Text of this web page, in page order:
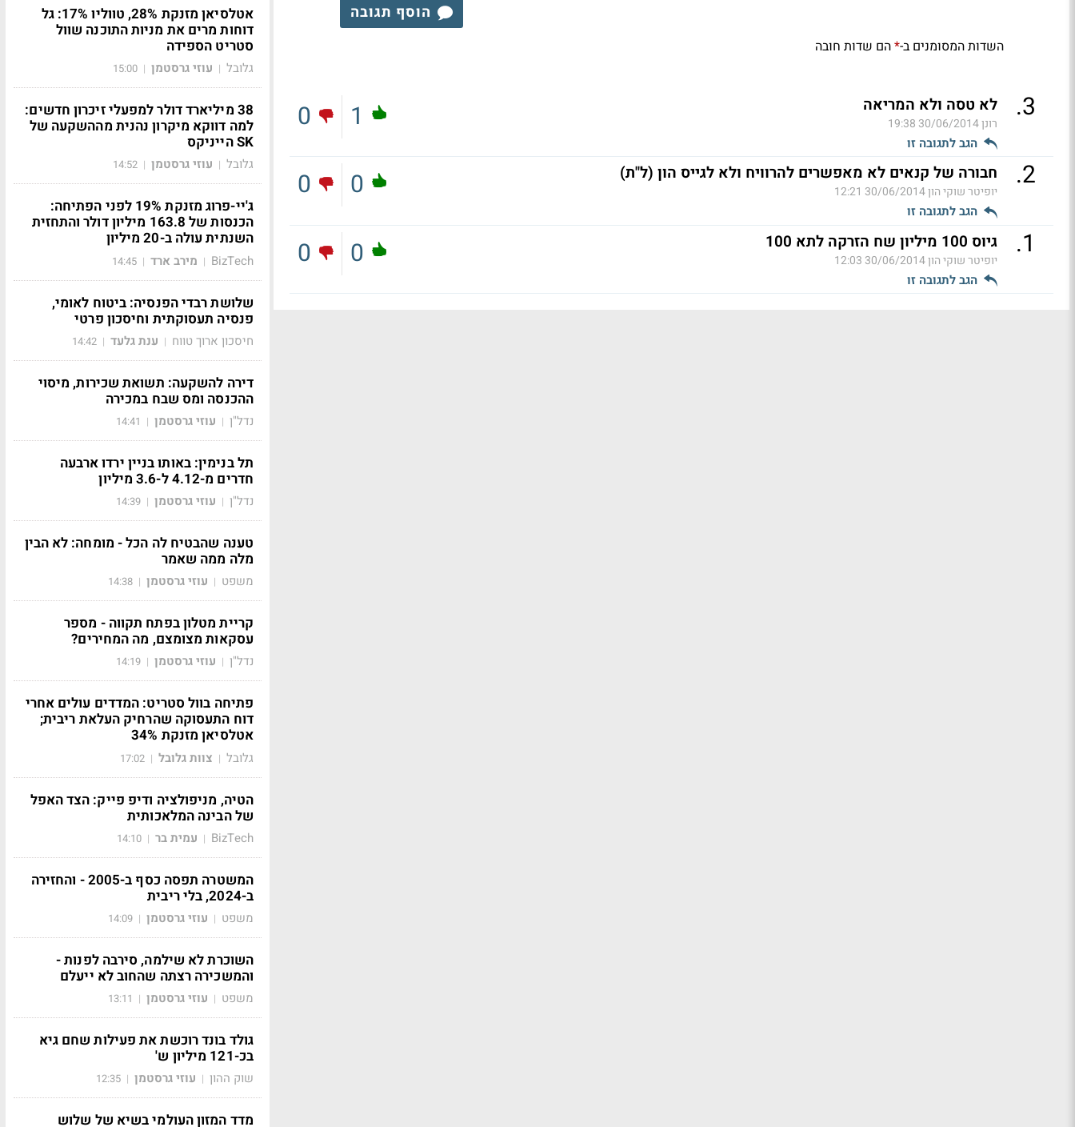
הוסף תגובה
השדות המסומנים ב-*הם שדות חובה
3
. לא טסה ולא המריאה
רונן30/06/2014 19:38
הגב לתגובה זו
1
0
2
. חבורה של קנאים לא מאפשרים להרוויח ולא לגייס הון (ל"ת)
יופיטר שוקי הון30/06/2014 12:21
הגב לתגובה זו
0
0
1
. גיוס 100 מיליון שח הזרקה לתא 100
יופיטר שוקי הון30/06/2014 12:03
הגב לתגובה זו
0
0
אטלסיאן מזנקת 28%, טווליו 17%: גל
דוחות מרים את מניות התוכנה שוול
סטריט הספידה
גלובל | עוזי גרסטמן |
15:00
38 מיליארד דולר למפעלי זיכרון חדשים:
למה דווקא מיקרון נהנית מההשקעה של
SK הייניקס
גלובל | עוזי גרסטמן |
14:52
ג'יי-פרוג מזנקת 19% לפני הפתיחה:
הכנסות של 163.8 מיליון דולר והתחזית
השנתית עולה ב-20 מיליון
BizTech
| מירב ארד |
14:45
שלושת רבדי הפנסיה: ביטוח לאומי,
פנסיה תעסוקתית וחיסכון פרטי
חיסכון ארוך טווח | ענת גלעד |
14:42
דירה להשקעה: תשואת שכירות, מיסוי
ההכנסה ומס שבח במכירה
נדל"ן | עוזי גרסטמן |
14:41
תל בנימין: באותו בניין ירדו ארבעה
חדרים מ-4.12 ל-3.6 מיליון
נדל"ן | עוזי גרסטמן |
14:39
טענה שהבטיח לה הכל - מומחה: לא הבין
מלה ממה שאמר
משפט | עוזי גרסטמן |
14:38
קריית מטלון בפתח תקווה - מספר
עסקאות מצומצם, מה המחירים?
נדל"ן | עוזי גרסטמן |
14:19
פתיחה בוול סטריט: המדדים עולים אחרי
דוח התעסוקה שהרחיק העלאת ריבית;
אטלסיאן מזנקת 34%
גלובל | צוות גלובל |
17:02
הטיה, מניפולציה ודיפ פייק: הצד האפל
של הבינה המלאכותית
BizTech
| עמית בר |
14:10
המשטרה תפסה כסף ב-2005 - והחזירה
ב-2024, בלי ריבית
משפט | עוזי גרסטמן |
14:09
השוכרת לא שילמה, סירבה לפנות -
והמשכירה רצתה שהחוב לא ייעלם
משפט | עוזי גרסטמן |
13:11
גולד בונד רוכשת את פעילות שחם גיא
בכ-121 מיליון ש'
שוק ההון | עוזי גרסטמן |
12:35
מדד המזון העולמי בשיא של שלוש